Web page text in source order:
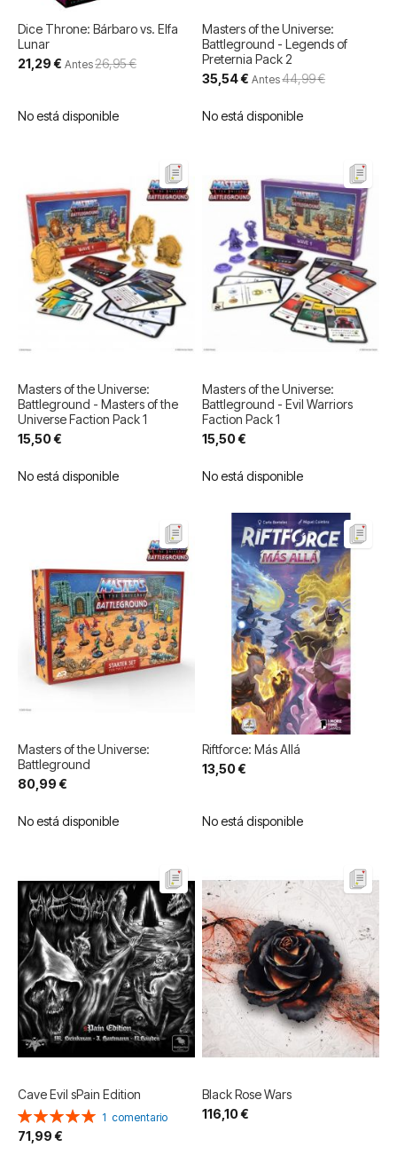
Dice Throne: Bárbaro vs. Elfa
Lunar
Precio
especial
21,29 € Antes26,95 €
No está disponible
Masters of the Universe:
Battleground - Legends of
Preternia Pack 2
Precio
especial
35,54 € Antes44,99 €
No está disponible
Masters of the Universe:
Battleground - Masters of the
Universe Faction Pack 1
15,50 €
No está disponible
Masters of the Universe:
Battleground - Evil Warriors
Faction Pack 1
15,50 €
No está disponible
Masters of the Universe:
Battleground
80,99 €
No está disponible
Riftforce: Más Allá
13,50 €
No está disponible
Cave Evil sPain Edition
Valoración:
100%
1 comentario
71,99 €
Black Rose Wars
116,10 €